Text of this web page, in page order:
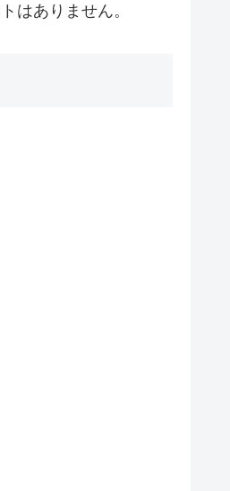
はありません。